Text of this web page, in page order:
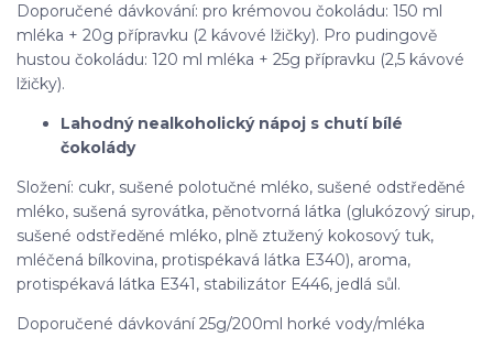
Doporučené dávkování: pro krémovou čokoládu: 150 ml
mléka + 20g přípravku (2 kávové lžičky). Pro pudingově
hustou čokoládu: 120 ml mléka + 25g přípravku (2,5 kávové
lžičky).
Lahodný nealkoholický nápoj s chutí bílé
čokolády
Složení: cukr, sušené polotučné mléko, sušené odstředěné
mléko, sušená syrovátka, pěnotvorná látka (glukózový sirup,
sušené odstředěné mléko, plně ztužený kokosový tuk,
mléčená bílkovina, protispékavá látka E340), aroma,
protispékavá látka E341, stabilizátor E446, jedlá sůl.
Doporučené dávkování 25g/200ml horké vody/mléka